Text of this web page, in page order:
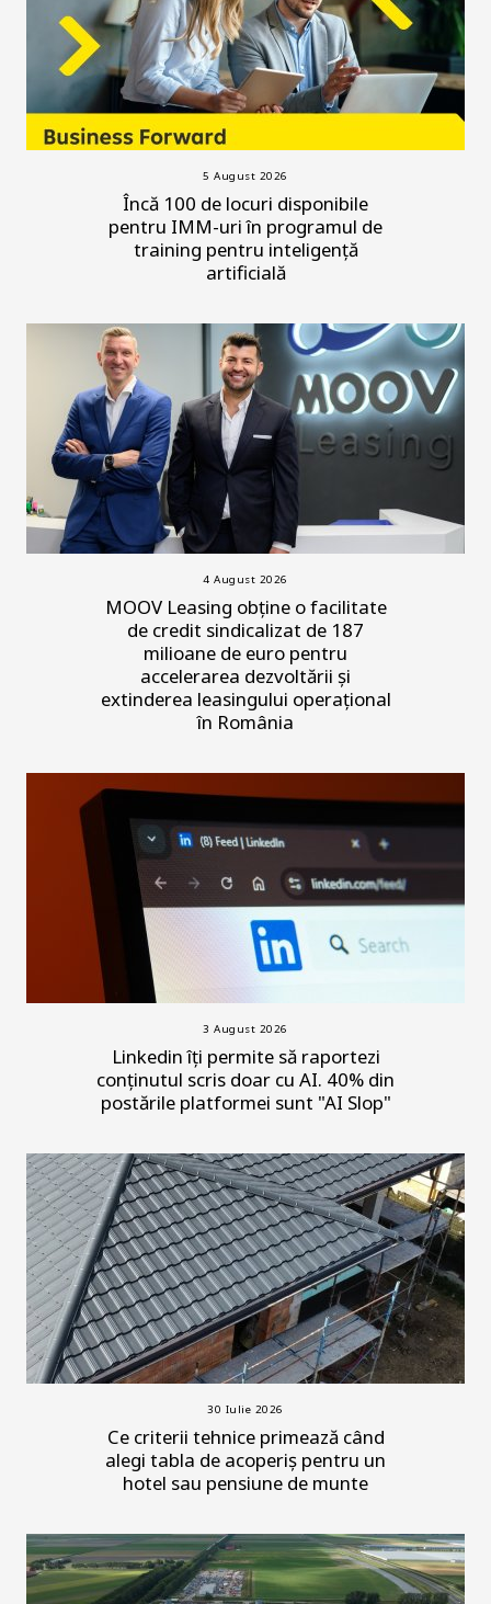
5 August 2026
Încă 100 de locuri disponibile
pentru IMM-uri în programul de
training pentru inteligență
artificială
4 August 2026
MOOV Leasing obține o facilitate
de credit sindicalizat de 187
milioane de euro pentru
accelerarea dezvoltării și
extinderea leasingului operațional
în România
3 August 2026
Linkedin îți permite să raportezi
conținutul scris doar cu AI. 40% din
postările platformei sunt "AI Slop"
30 Iulie 2026
Ce criterii tehnice primează când
alegi tabla de acoperiș pentru un
hotel sau pensiune de munte